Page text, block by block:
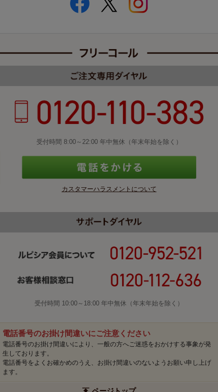
受付時間 8:00～22:00 年中無休（年末年始を除く）
カスタマーハラスメントについて
受付時間 10:00～18:00 年中無休（年末年始を除く）
電話番号のお掛け間違いにご注意ください
電話番号のお掛け間違いにより、一般の方へご迷惑をおかけする事象が発
生しております。
電話番号をよくお確かめのうえ、お掛け間違いのないようお願い申し上げ
ます。